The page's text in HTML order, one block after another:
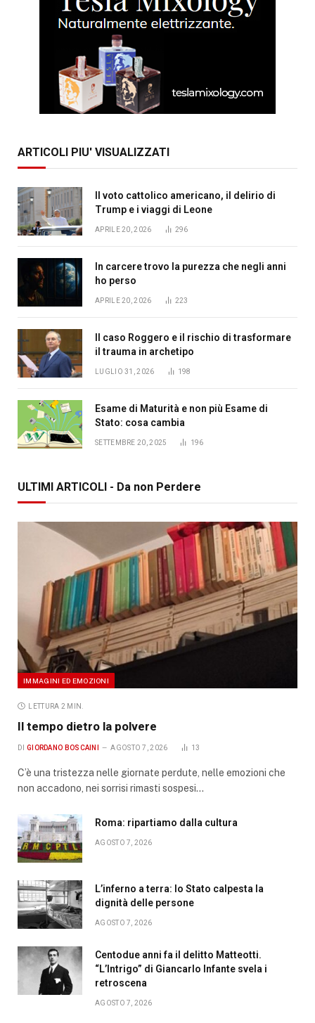
ARTICOLI PIU' VISUALIZZATI
Il voto cattolico americano, il delirio di
Trump e i viaggi di Leone
APRILE 20, 2026 296
In carcere trovo la purezza che negli anni
ho perso
APRILE 20, 2026 223
Il caso Roggero e il rischio di trasformare
il trauma in archetipo
LUGLIO 31, 2026 198
Esame di Maturità e non più Esame di
Stato: cosa cambia
SETTEMBRE 20, 2025 196
ULTIMI ARTICOLI - Da non Perdere
IMMAGINI ED EMOZIONI
LETTURA 2 MIN.
Il tempo dietro la polvere
DI GIORDANO BOSCAINI AGOSTO 7, 2026 13
C’è una tristezza nelle giornate perdute, nelle emozioni che
non accadono, nei sorrisi rimasti sospesi…
Roma: ripartiamo dalla cultura
AGOSTO 7, 2026
L’inferno a terra: lo Stato calpesta la
dignità delle persone
AGOSTO 7, 2026
Centodue anni fa il delitto Matteotti.
“L’Intrigo” di Giancarlo Infante svela i
retroscena
AGOSTO 7, 2026